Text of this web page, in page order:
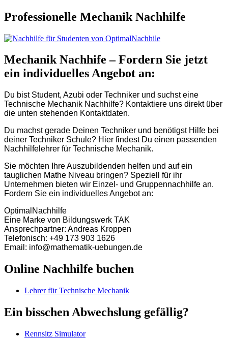
Professionelle Mechanik Nachhilfe
Mechanik Nachhife – Fordern Sie jetzt
ein individuelles Angebot an:
Du bist Student, Azubi oder Techniker und suchst eine
Technische Mechanik Nachhilfe? Kontaktiere uns direkt über
die unten stehenden Kontaktdaten.
Du machst gerade Deinen Techniker und benötigst Hilfe bei
deiner Techniker Schule? Hier findest Du einen passenden
Nachhilfelehrer für Technische Mechanik.
Sie möchten Ihre Auszubildenden helfen und auf ein
tauglichen Mathe Niveau bringen? Speziell für ihr
Unternehmen bieten wir Einzel- und Gruppennachhilfe an.
Fordern Sie ein individuelles Angebot an:
OptimalNachhilfe
Eine Marke von Bildungswerk TAK
Ansprechpartner: Andreas Kroppen
Telefonisch: +49 173 903 1626
Email: info@mathematik-uebungen.de
Online Nachhilfe buchen
Lehrer für Technische Mechanik
Ein bisschen Abwechslung gefällig?
Rennsitz Simulator